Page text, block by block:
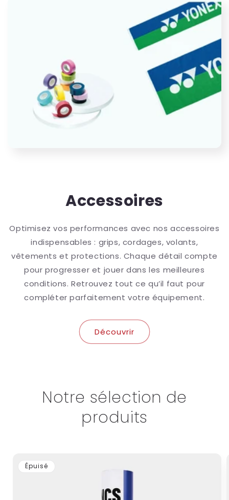
Accessoires
Optimisez vos performances avec nos accessoires
indispensables : grips, cordages, volants,
vêtements et protections. Chaque détail compte
pour progresser et jouer dans les meilleures
conditions. Retrouvez tout ce qu’il faut pour
compléter parfaitement votre équipement.
Découvrir
Notre sélection de
produits
Épuisé